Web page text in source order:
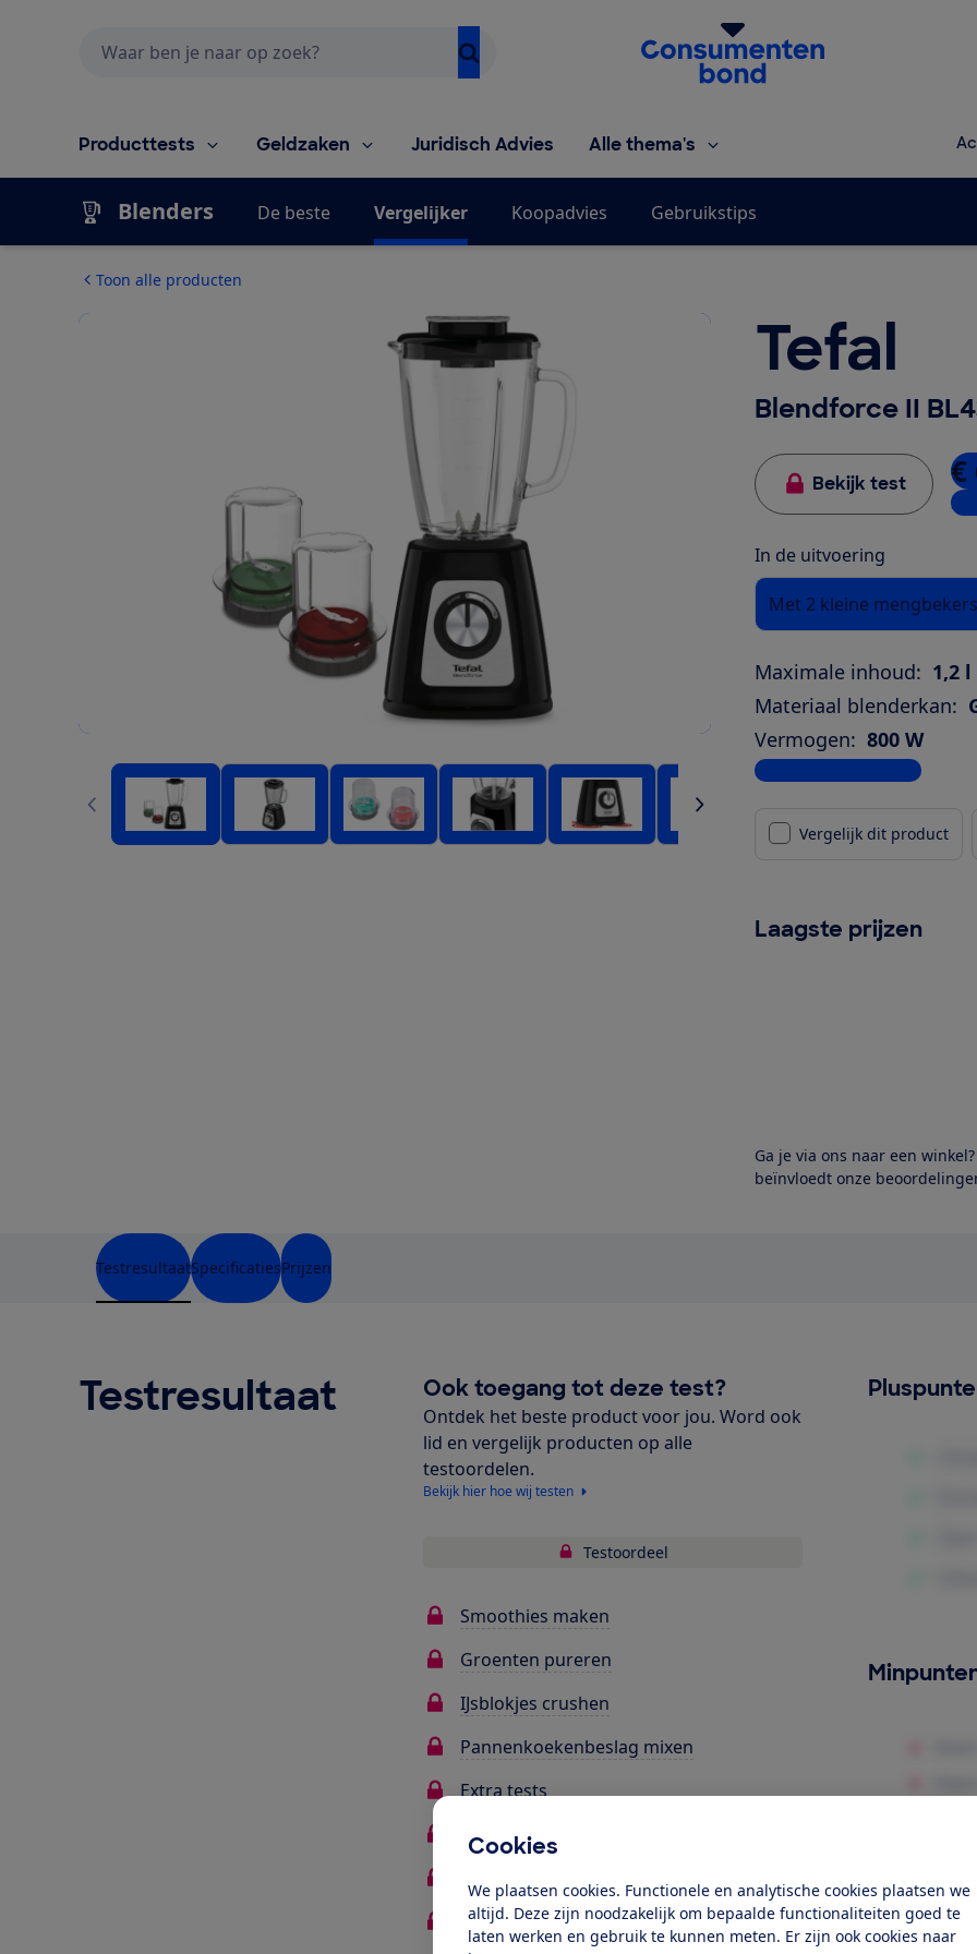
Cookies
We plaatsen cookies. Functionele en analytische cookies plaatsen we
altijd. Deze zijn noodzakelijk om bepaalde functionaliteiten goed te
laten werken en gebruik te kunnen meten. Er zijn ook cookies naar
Homepage van de Consumentenbond
Producttests Geldzaken Juridisch Advies Alle thema's
Blenders De beste Vergelijker Koopadvies Gebruikstips
Toon alle producten
Tefal
Blendforce II
Bekijk test €
3
In de uitvoering
Met 2 kleine mengbekers
Maximale inhoud: 1,2 l
Materiaal blenderkan:
Vermogen: 800 W
Bekijk alle specificaties
Vergelijk dit product
Laagste prijzen
Ga je via ons naar een
beïnvloedt onze
TestresultaatSpecificatiesPrijzen
Testresultaat Ook toegang tot deze test?
Ontdek het beste product voor jou. Word ook
lid en vergelijk producten op alle
testoordelen.
Bekijk hier hoe wij testen
Testoordeel
Smoothies maken
Groenten pureren
IJsblokjes crushen
Pannenkoekenbeslag mixen
Extra tests
Gebruiksgemak
Degelijkheid